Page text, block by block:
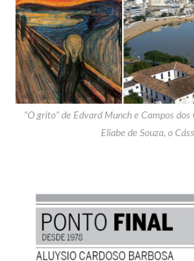
“O grito” de Edvard Munch e Campos
Eliabe de Souza, o